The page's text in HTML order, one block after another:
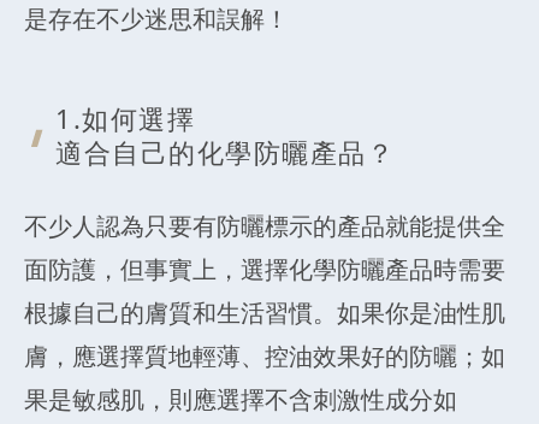
是存在不少迷思和誤解！
1.如何選擇
適合自己的化學防曬產品？
不少人認為只要有防曬標示的產品就能提供全
面防護，但事實上，選擇化學防曬產品時需要
根據自己的膚質和生活習慣。如果你是油性肌
膚，應選擇質地輕薄、控油效果好的防曬；如
果是敏感肌，則應選擇不含刺激性成分如